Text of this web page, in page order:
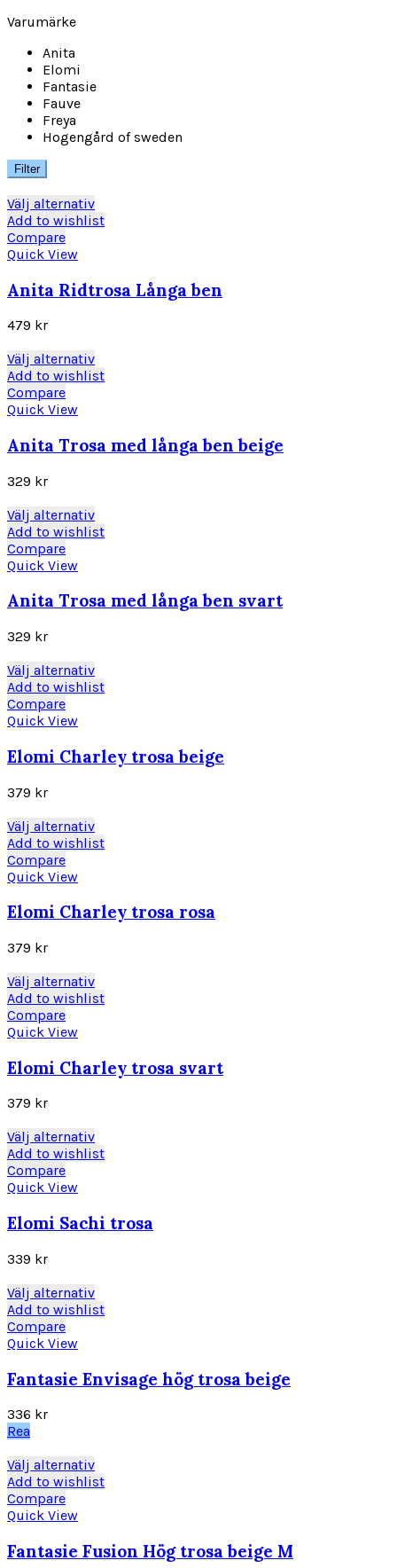
Varumärke
Anita
Elomi
Fantasie
Fauve
Freya
Hogengård of sweden
Filter
Välj alternativDen
här
varianter.
De
kan
väljas
på
Add to wishlist
Compare
Quick View
Anita Ridtrosa Långa ben
479 kr
Välj alternativDen
här
varianter.
kan
väljas
på
Add to wishlist
Compare
Quick View
Anita Trosa med långa ben beige
329 kr
Välj alternativDen
här
varianter.
kan
väljas
på
Add to wishlist
Compare
Quick View
Anita Trosa med långa ben svart
329 kr
Välj alternativDen
här
varianter.
De
kan
väljas
på
Add to wishlist
Compare
Quick View
Elomi Charley trosa beige
379 kr
Välj alternativDen
här
varianter.
kan
väljas
på
Add to wishlist
Compare
Quick View
Elomi Charley trosa rosa
379 kr
Välj alternativDen
här
varianter.
De
kan
väljas
på
Add to wishlist
Compare
Quick View
Elomi Charley trosa svart
379 kr
Välj alternativDen
här
varianter.
kan
väljas
på
Add to wishlist
Compare
Quick View
Elomi Sachi trosa
339 kr
Välj alternativDen
här
varianter.
De
väljas
på
produktsidan
Add to wishlist
Compare
Quick View
Fantasie Envisage hög trosa beige
336 kr
Rea
Välj alternativDen
här
varianter.
Add to wishlist
Compare
Quick View
Fantasie Fusion Hög trosa beige M